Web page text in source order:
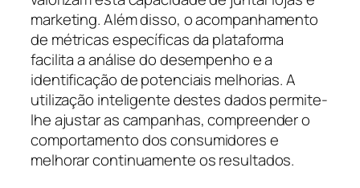
marketing. Além disso, o acompanhamento
de métricas específicas da plataforma
facilita a análise do desempenho e a
identificação de potenciais melhorias. A
utilização inteligente destes dados permite-
lhe ajustar as campanhas, compreender o
comportamento dos consumidores e
melhorar continuamente os resultados.